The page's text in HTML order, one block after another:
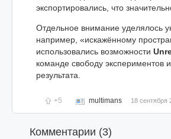
экспортировались, что
Отдельное внимание уделялось
например, «искажённому
использовались возможности
команде свободу экспериментов
результата.
+5 multimans 18 сентября
Комментарии (3)